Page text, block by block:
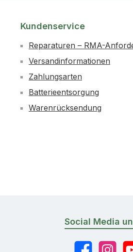
Kundenservice
Reparaturen – RMA-
Versandinformationen
Zahlungsarten
Batterieentsorgung
Warenrücksendung
Social Media